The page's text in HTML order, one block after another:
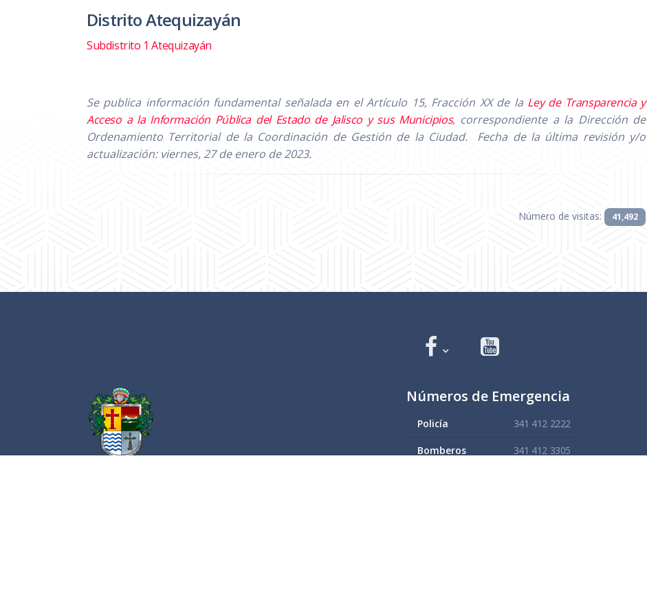
Distrito Atequizayán
Subdistrito 1 Atequizayán
Se publica información fundamental señalada en el Artículo 15, Fracción XX de la Ley de Transparencia y
Acceso a la Información Pública del Estado de Jalisco y sus Municipios, correspondiente a la Dirección de
Ordenamiento Territorial de la Coordinación de Gestión de la Ciudad.
Fecha de la última revisión y/o
actualización: viernes, 27 de enero de 2023.
Número de visitas: 41,492
Números de Emergencia
Policía 341 412 2222
Bomberos 341 412 3305